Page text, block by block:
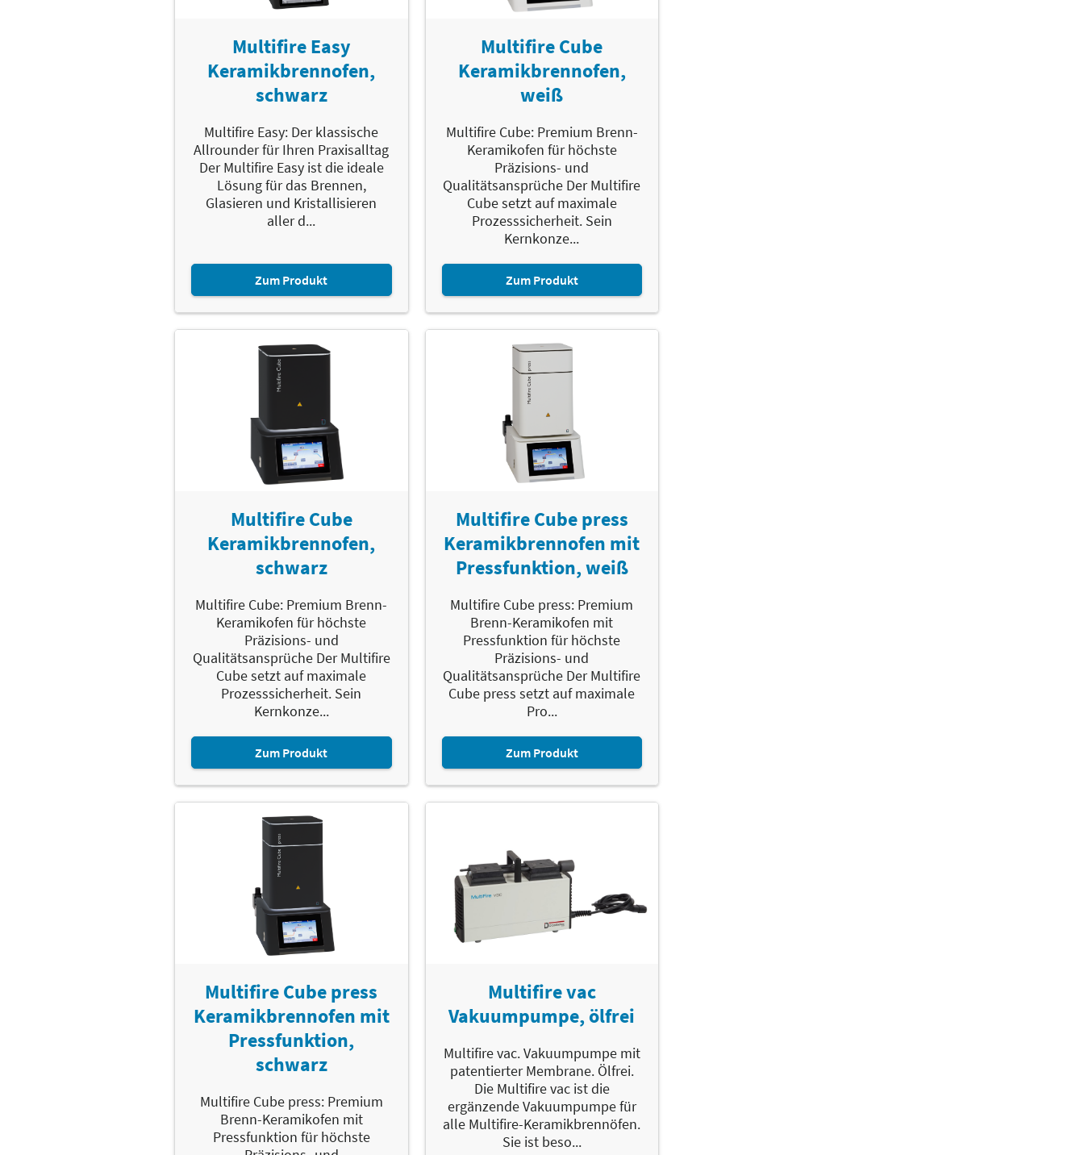
Multifire Easy
Keramikbrennofen,
schwarz
Multifire Easy: Der klassische
Allrounder für Ihren Praxisalltag
Der Multifire Easy ist die ideale
Lösung für das Brennen,
Glasieren und Kristallisieren
aller d...
Zum Produkt
Multifire Cube
Keramikbrennofen,
weiß
Multifire Cube: Premium Brenn-
Keramikofen für höchste
Präzisions- und
Qualitätsansprüche Der Multifire
Cube setzt auf maximale
Prozesssicherheit. Sein
Kernkonze...
Zum Produkt
Multifire Cube
Keramikbrennofen,
schwarz
Multifire Cube: Premium Brenn-
Keramikofen für höchste
Präzisions- und
Qualitätsansprüche Der Multifire
Cube setzt auf maximale
Prozesssicherheit. Sein
Kernkonze...
Zum Produkt
Multifire Cube press
Keramikbrennofen mit
Pressfunktion, weiß
Multifire Cube press: Premium
Brenn-Keramikofen mit
Pressfunktion für höchste
Präzisions- und
Qualitätsansprüche Der Multifire
Cube press setzt auf maximale
Pro...
Zum Produkt
Multifire Cube press
Keramikbrennofen mit
Pressfunktion,
schwarz
Multifire Cube press: Premium
Brenn-Keramikofen mit
Pressfunktion für höchste
Multifire vac
Vakuumpumpe, ölfrei
Multifire vac. Vakuumpumpe mit
patentierter Membrane. Ölfrei.
Die Multifire vac ist die
ergänzende Vakuumpumpe für
alle Multifire-Keramikbrennöfen.
Sie ist beso...